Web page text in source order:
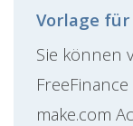
Vorlage für
Sie können
make.com